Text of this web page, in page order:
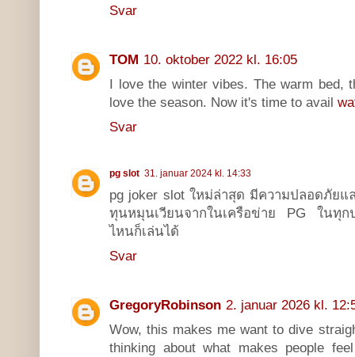
Svar
TOM 10. oktober 2022 kl. 16:05
I love the winter vibes. The warm bed,
love the season. Now it's time to avail
Svar
pg slot 31. januar 2024 kl. 14:33
pg joker slot ใหม่ล่าสุด มีความปลอดภัย
ทุนหมุนเวียนจากในเครือข่าย PG ในทุก
ไหนก็เล่นได้
Svar
GregoryRobinson 2. januar 2026 kl.
Wow, this makes me want to dive
thinking about what makes people